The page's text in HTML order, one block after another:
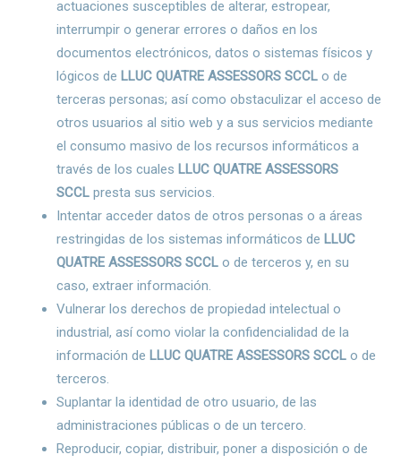
actuaciones susceptibles de alterar, estropear,
interrumpir o generar errores o daños en los
documentos electrónicos, datos o sistemas físicos y
lógicos de LLUC QUATRE ASSESSORS SCCLo de
terceras personas; así como obstaculizar el acceso de
otros usuarios al sitio web y a sus servicios mediante
el consumo masivo de los recursos informáticos a
través de los cuales LLUC QUATRE ASSESSORS
SCCLpresta sus servicios.
Intentar acceder datos de otros personas o a áreas
restringidas de los sistemas informáticos de LLUC
QUATRE ASSESSORS SCCLo de terceros y, en su
caso, extraer información.
Vulnerar los derechos de propiedad intelectual o
industrial, así como violar la confidencialidad de la
información de LLUC QUATRE ASSESSORS SCCLo de
terceros.
Suplantar la identidad de otro usuario, de las
administraciones públicas o de un tercero.
Reproducir, copiar, distribuir, poner a disposición o de